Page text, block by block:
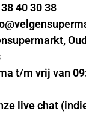
40 30 38
t/m vrij van
live chat